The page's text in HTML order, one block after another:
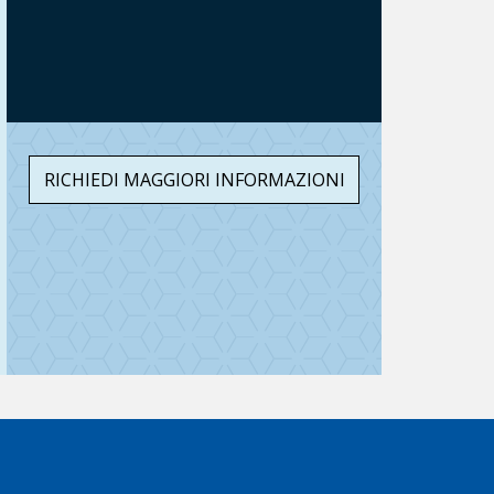
RICHIEDI MAGGIORI INFORMAZIONI